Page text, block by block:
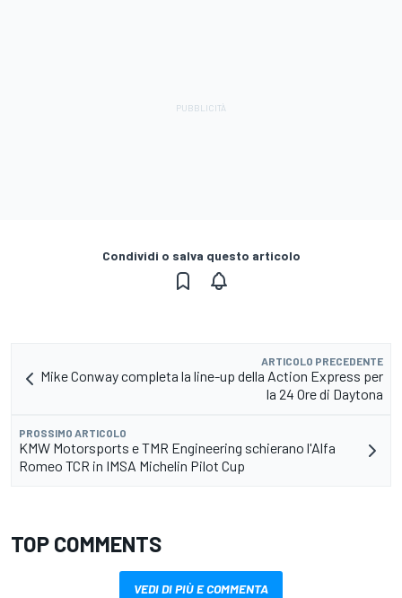
Condividi o salva questo articolo
ARTICOLO PRECEDENTE
Mike Conway completa la line-up della Action Express per
la 24 Ore di Daytona
PROSSIMO ARTICOLO
KMW Motorsports e TMR Engineering schierano l'Alfa
Romeo TCR in IMSA Michelin Pilot Cup
TOP COMMENTS
VEDI DI PIÙ E COMMENTA